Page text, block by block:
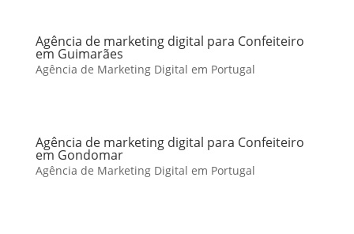
Agência de marketing digital para Confeiteiro
em Guimarães
Agência de Marketing Digital em Portugal
Agência de marketing digital para Confeiteiro
em Gondomar
Agência de Marketing Digital em Portugal